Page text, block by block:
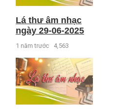
Lá thư âm nhạc
ngày 29-06-2025
1 năm trước 4,563